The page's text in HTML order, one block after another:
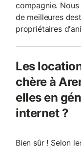
compagnie.
de meilleures
propriétaires
Les
chère à
elles en
internet ?
Bien sûr ! Selon